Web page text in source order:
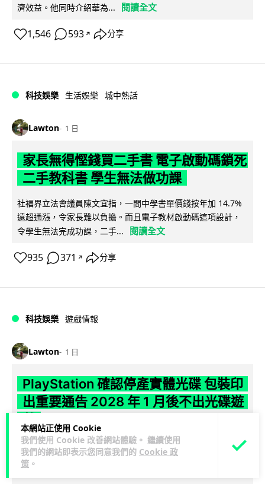
本網站正使用 Cookie
我們使用 Cookie 改善網站體驗。 繼續使用
我們的網站即表示您同意我們的 Cookie 政
策 。
濟效益。他同時介紹華為...
閱讀全文
1,546 593 ↗ 分享
科技娛樂 生活娛樂 城中熱話
Lawton 1 日
家長無得慳錢買二手書 電子啟動碼鎖死
二手教科書 學生無法做功課
社福界立法會議員陳文宜指，一間中學書單價錢按年加 14.7%
遠超通漲，令家長難以負擔。而且電子教材啟動碼這項設計，
令學生無法完成功課，二手...
閱讀全文
935 371 ↗ 分享
科技娛樂 遊戲情報
Lawton 1 日
PlayStation 確認停產實體光碟 包裝印
出重要通告 2028 年 1 月後不出光碟遊
戲
Sony 已在 PS5 主機包裝加貼提示貼紙，重申官方 7 月已公布
計劃：2028 年 1 月起停產新遊戲實體光碟。分析師預期 PS6